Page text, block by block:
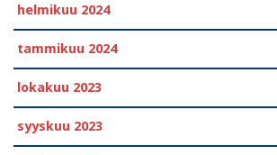
helmikuu 2024
tammikuu 2024
lokakuu 2023
syyskuu 2023